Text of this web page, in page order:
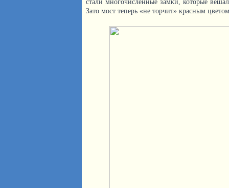
стали многочисленные замки, которые
Зато мост теперь «не торчит» красным